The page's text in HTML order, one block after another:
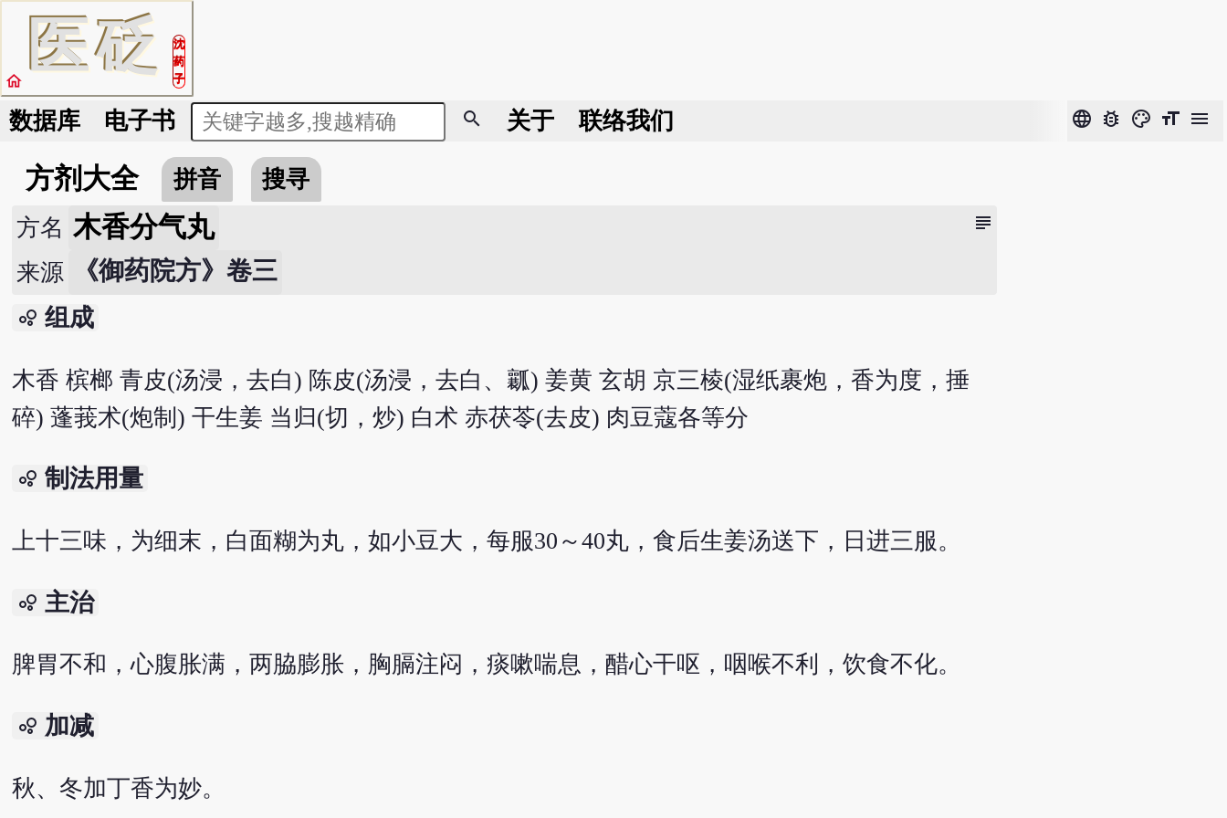
医砭
沈
药
子
home
数据库 电子书 search 关于 联络我们 language bug_report color_lens format_size menu
方剂大全 拼音 搜寻
subject
方名 木香分气丸
来源 《御药院方》卷三
bubble_chart 组成
木香 槟榔 青皮(汤浸，去白) 陈皮(汤浸，去白、瓤) 姜黄 玄胡 京三棱(湿纸裹炮，香为度，捶
碎) 蓬莪术(炮制) 干生姜 当归(切，炒) 白术 赤茯苓(去皮) 肉豆蔻各等分
bubble_chart 制法用量
上十三味，为细末，白面糊为丸，如小豆大，每服30～40丸，食后生姜汤送下，日进三服。
bubble_chart 主治
脾胃不和，心腹胀满，两脇膨胀，胸膈注闷，痰嗽喘息，醋心干呕，咽喉不利，饮食不化。
bubble_chart 加减
秋、冬加丁香为妙。